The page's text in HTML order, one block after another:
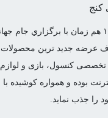
کنج
عرضه جديد ترين
کنسول، بازی و لوازم
بوده و همواره کوشیده با
را جذب نماید.